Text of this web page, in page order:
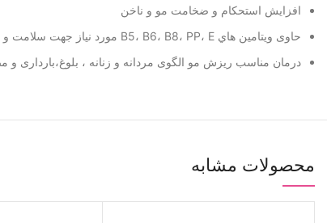
افزایش استحکام و ضخامت مو و ناخن
حاوی ويتامين هاي B5، B6، B8، PP، E مورد نياز جهت سلامت و زيبايي پوست
درمان مناسب ریزش مو الگوی مردانه و زنانه ،
محصولات مشابه